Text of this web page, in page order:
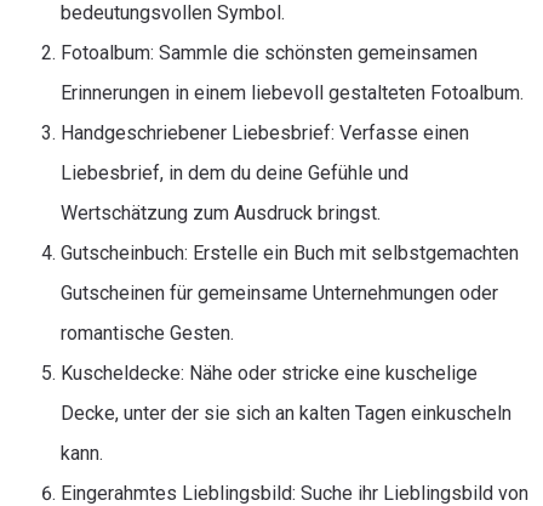
bedeutungsvollen Symbol.
Fotoalbum: Sammle die schönsten gemeinsamen
Erinnerungen in einem liebevoll gestalteten Fotoalbum.
Handgeschriebener Liebesbrief: Verfasse einen
Liebesbrief, in dem du deine Gefühle und
Wertschätzung zum Ausdruck bringst.
Gutscheinbuch: Erstelle ein Buch mit selbstgemachten
Gutscheinen für gemeinsame Unternehmungen oder
romantische Gesten.
Kuscheldecke: Nähe oder stricke eine kuschelige
Decke, unter der sie sich an kalten Tagen einkuscheln
kann.
Eingerahmtes Lieblingsbild: Suche ihr Lieblingsbild von